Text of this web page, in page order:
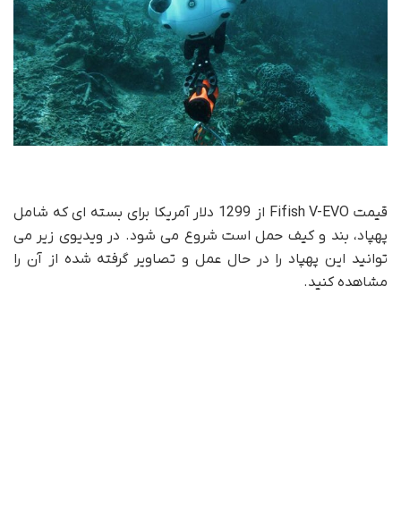
قیمت Fifish V-EVO از 1299 دلار آمریکا برای بسته ای که شامل
پهپاد، بند و کیف حمل است شروع می شود. در ویدیوی زیر می
توانید این پهپاد را در حال عمل و تصاویر گرفته شده از آن را
مشاهده کنید.